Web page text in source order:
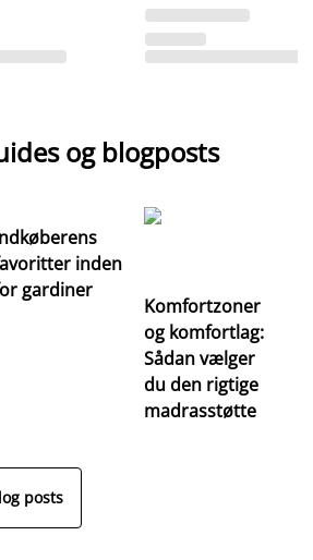
og blogposts
inden
gardiner
Komfortzoner
og komfortlag:
Sådan vælger
du den rigtige
madrasstøtte
posts